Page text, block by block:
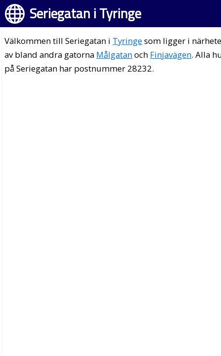
Seriegatan i Tyringe
Välkommen till Seriegatan i Tyringesom ligger i
av bland andra gatorna Målgatanoch Finjavägen. Alla
på Seriegatan har postnummer 28232.